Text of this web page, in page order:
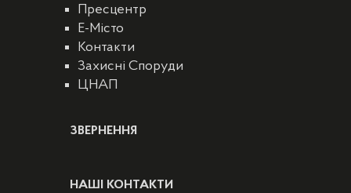
Пресцентр
E-Місто
Контакти
Захисні Споруди
ЦНАП
ЗВЕРНЕННЯ
НАШІ КОНТАКТИ